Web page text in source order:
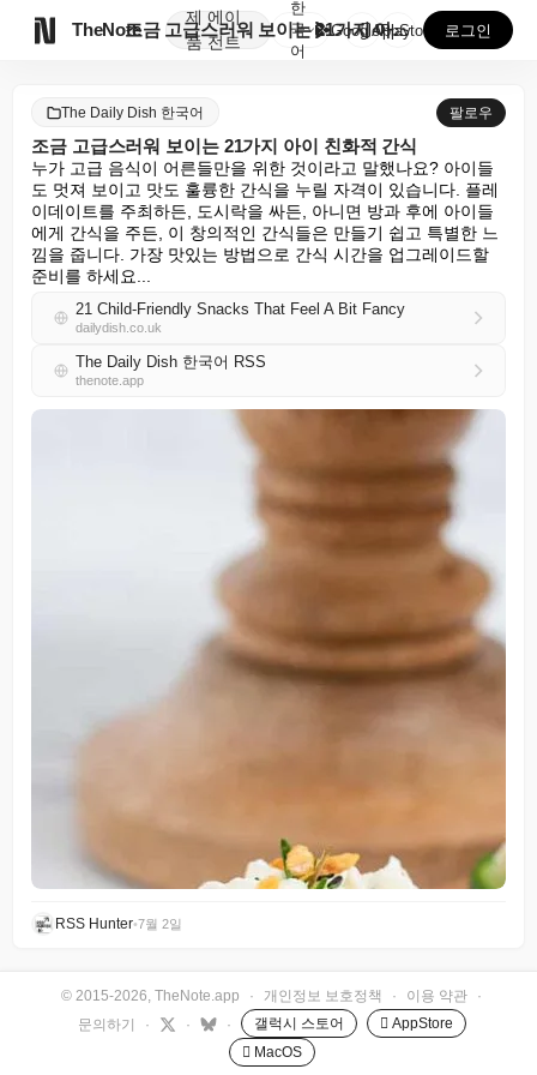
TheNote
제
품
에이
전트
조금 고급스러워 보이는 21가지 아이 친화적 간식
한
국
어
GooglePlay
AppStore 로그인
The Daily Dish 한국어 팔로우
조금 고급스러워 보이는 21가지 아이 친화적 간식
누가 고급 음식이 어른들만을 위한 것이라고 말했나요? 아이들
도 멋져 보이고 맛도 훌륭한 간식을 누릴 자격이 있습니다. 플레
이데이트를 주최하든, 도시락을 싸든, 아니면 방과 후에 아이들
에게 간식을 주든, 이 창의적인 간식들은 만들기 쉽고 특별한 느
낌을 줍니다. 가장 맛있는 방법으로 간식 시간을 업그레이드할
준비를 하세요...
21 Child-Friendly Snacks That Feel A Bit Fancy
dailydish.co.uk
The Daily Dish 한국어 RSS
thenote.app
RSS Hunter•7월 2일
© 2015-2026, TheNote.app · 개인정보 보호정책 · 이용 약관
·
문의하기
· · · 갤럭시 스토어
 AppStore
 MacOS